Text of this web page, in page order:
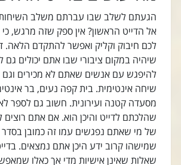
הגעתם לשלב שבו עברתם משלב השיחות
אל הדייט הראשון? אין ספק שזה מרגש,
לכם חיבוק וקליק ואפשר להתקדם הלאה.
שיהיה במקום ציבורי שבו אתם יכולים גם
להיפגש עם אנשים שאתם לא מכירים וגם
שיחה אינטימית. בית קפה נעים, בר
מסעדה קטנה ועירונית. חשוב גם לספר
שהלכתם לדייט והיכן הוא. אם אתם
של מי שאתם נפגשים עמו זה כמובן
שמישהו קרוב ידע היכן אתם נמצאים.
שאלות שאינן אישיות מדי אך כאלו